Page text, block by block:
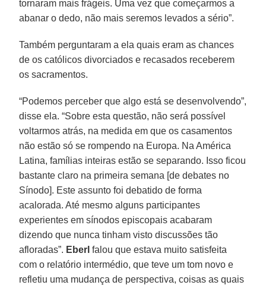
tornaram mais frágeis. Uma vez que começarmos a
abanar o dedo, não mais seremos levados a sério”.
Também perguntaram a ela quais eram as chances
de os católicos divorciados e recasados receberem
os sacramentos.
“Podemos perceber que algo está se desenvolvendo”,
disse ela. “Sobre esta questão, não será possível
voltarmos atrás, na medida em que os casamentos
não estão só se rompendo na Europa. Na América
Latina, famílias inteiras estão se separando. Isso ficou
bastante claro na primeira semana [de debates no
Sínodo]. Este assunto foi debatido de forma
acalorada. Até mesmo alguns participantes
experientes em sínodos episcopais acabaram
dizendo que nunca tinham visto discussões tão
afloradas”. Eberl falou que estava muito satisfeita
com o relatório intermédio, que teve um tom novo e
refletiu uma mudança de perspectiva, coisas as quais